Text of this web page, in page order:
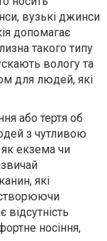
вузькі джинси
допомагає
такого типу
вологу та
для людей, які
або тертя об
з чутливою
екзема чи
які
створюючи
відсутність
носіння,